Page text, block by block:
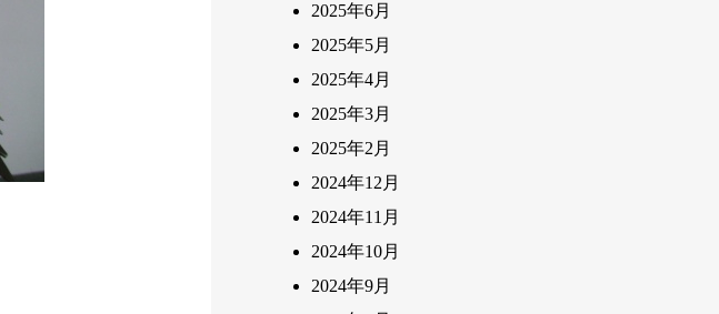
2025年6月
2025年5月
2025年4月
2025年3月
2025年2月
2024年12月
2024年11月
2024年10月
2024年9月